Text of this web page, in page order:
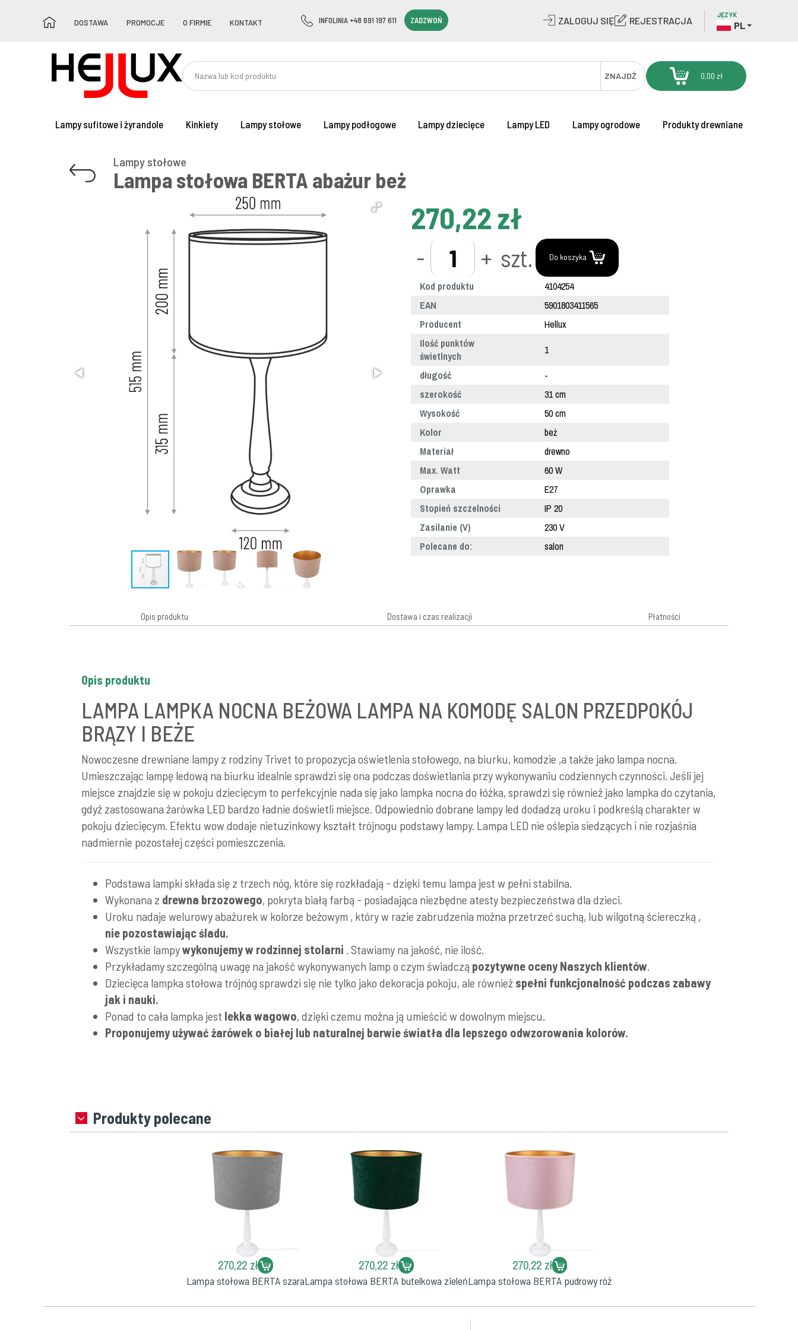
DOSTAWA PROMOCJE O FIRMIE KONTAKT INFOLINIA +48 691 197 611 ZADZWOŃ ZALOGUJ SIĘ REJESTRACJA
JĘZYK
PL
ZNAJDŹ 0,00 zł
Lampy sufitowe i żyrandole Kinkiety Lampy stołowe Lampy podłogowe Lampy dziecięce Lampy LED Lampy ogrodowe Produkty drewniane
Lampy stołowe
Lampa stołowa BERTA abażur beż
270,22 zł
- + szt. Do koszyka
Kod produktu
4104254
EAN
5901803411565
Producent
Hellux
Ilość punktów
świetlnych
1
długość
-
szerokość
31 cm
Wysokość
50 cm
Kolor
beż
Materiał
drewno
Max. Watt
60 W
Oprawka
E27
Stopień szczelności
IP 20
Zasilanie (V)
230 V
Polecane do:
salon
Opis produktu Dostawa i czas realizacji Płatności
Opis produktu
LAMPA LAMPKA NOCNA BEŻOWA LAMPA NA KOMODĘ SALON PRZEDPOKÓJ
BRĄZY I BEŻE
Nowoczesne drewniane lampy z rodziny Trivet to propozycja oświetlenia stołowego, na biurku, komodzie ,a także jako lampa nocna.
Umieszczając lampę ledową na biurku idealnie sprawdzi się ona podczas doświetlania przy wykonywaniu codziennych czynności. Jeśli jej
miejsce znajdzie się w pokoju dziecięcym to perfekcyjnie nada się jako lampka nocna do łóżka, sprawdzi się również jako lampka do czytania,
gdyż zastosowana żarówka LED bardzo ładnie doświetli miejsce. Odpowiednio dobrane lampy led dodadzą uroku i podkreślą charakter w
pokoju dziecięcym. Efektu wow dodaje nietuzinkowy kształt trójnogu podstawy lampy. Lampa LED nie oślepia siedzących i nie rozjaśnia
nadmiernie pozostałej części pomieszczenia.
Podstawa lampki składa się z trzech nóg, które się rozkładają - dzięki temu lampa jest w pełni stabilna.
Wykonana z drewna brzozowego, pokryta białą farbą - posiadająca niezbędne atesty bezpieczeństwa dla dzieci.
Uroku nadaje welurowy abażurek w kolorze beżowym , który w razie zabrudzenia można przetrzeć suchą, lub wilgotną ściereczką ,
nie pozostawiając śladu.
Wszystkie lampywykonujemy w rodzinnej stolarni . Stawiamy na jakość, nie ilość.
Przykładamy szczególną uwagę na jakość wykonywanych lamp o czym świadczą pozytywne oceny Naszych klientów.
Dziecięca lampka stołowa trójnóg sprawdzi się nie tylko jako dekoracja pokoju, ale również spełni funkcjonalność podczas zabawy
jak i nauki.
Ponad to cała lampka jest lekka wagowo, dzięki czemu można ją umieścić w dowolnym miejscu.
Proponujemy używać żarówek o białej lub naturalnej barwie światła dla lepszego odwzorowania kolorów.
Produkty polecane
270,22 zł
Lampa stołowa BERTA szara
270,22 zł
Lampa stołowa BERTA butelkowa zieleń
270,22 zł
Lampa stołowa BERTA pudrowy róż